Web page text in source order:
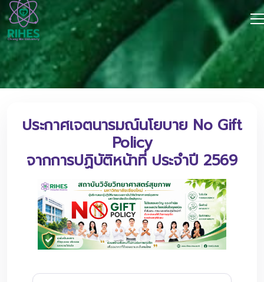
ประกาศเจตนารมณ์นโยบาย No Gift
Policy
จากการปฏิบัติหน้าที่ ประจำปี 2569